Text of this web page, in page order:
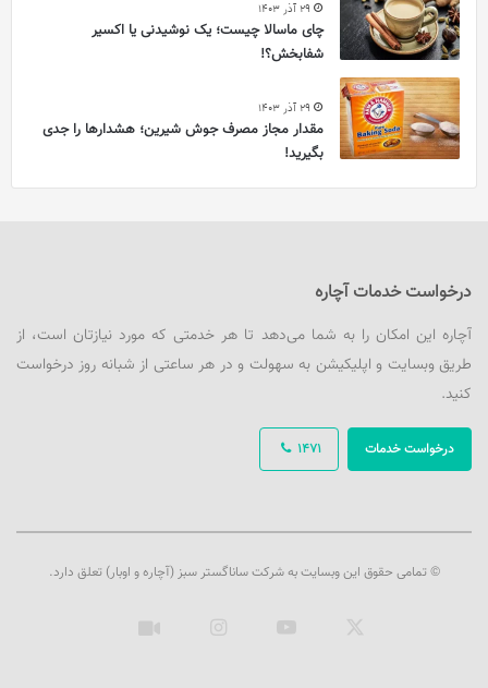
29 آذر 1403
چای ماسالا چیست؛ یک نوشیدنی یا اکسیر
شفابخش؟!
29 آذر 1403
مقدار مجاز مصرف جوش شیرین؛ هشدارها را جدی
بگیرید!
درخواست خدمات آچاره
آچاره این امکان را به شما می‌دهد تا هر خدمتی که مورد نیازتان است، از
طریق وبسایت و اپلیکیشن به سهولت و در هر ساعتی از شبانه روز درخواست
کنید.
1471 درخواست خدمات
© تمامی حقوق این وبسایت به شرکت ساناگستر سبز (آچاره و اوبار) تعلق دارد.
یوتیوب اینستاگرام